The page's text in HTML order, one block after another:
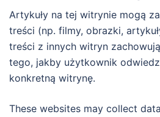
Artykuły na tej witrynie mogą
treści (np. filmy, obrazki,
treści z innych witryn
tego, jakby użytkownik
konkretną witrynę.
These websites may collect